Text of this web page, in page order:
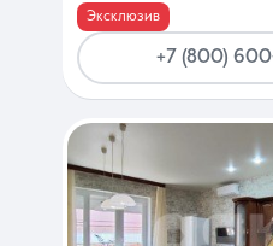
Эксклюзив
+7 (800)